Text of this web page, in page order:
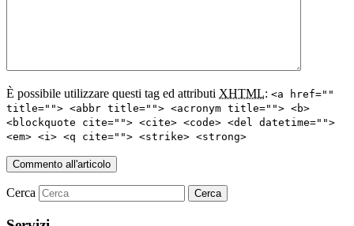
È possibile utilizzare questi tag ed attributi XHTML: <a href=""
title=""> <abbr title=""> <acronym title=""> <b>
<blockquote cite=""> <cite> <code> <del datetime="">
<em> <i> <q cite=""> <strike> <strong>
Cerca